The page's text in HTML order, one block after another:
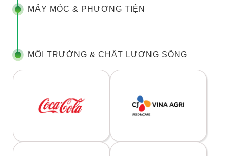
MÁY MÓC & PHƯƠNG TIỆN
MÔI TRƯỜNG & CHẤT LƯỢNG SỐNG